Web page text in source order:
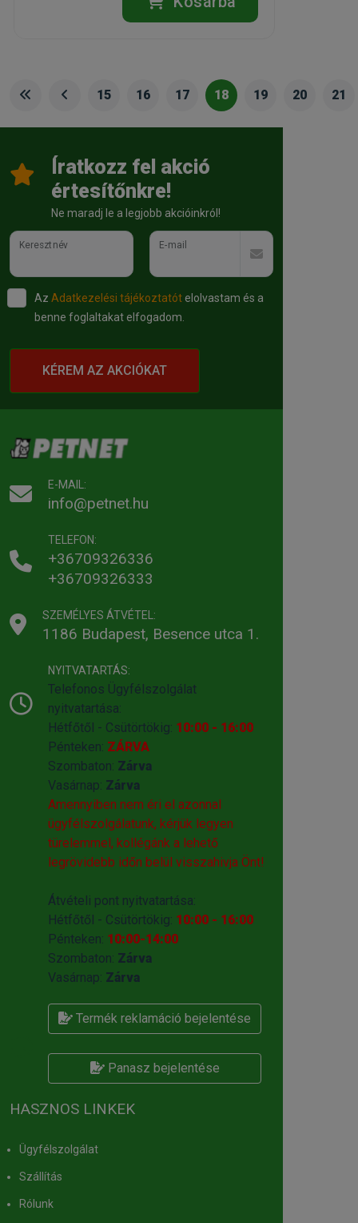
15 16 17 18 19 20 21
Íratkozz fel akció
értesítőnkre!
Ne maradj le a legjobb akcióinkról!
Keresztnév E-mail
Az Adatkezelési tájékoztatót elolvastam és a
benne foglaltakat elfogadom.
KÉREM AZ AKCIÓKAT
E-MAIL:
info@petnet.hu
TELEFON:
+36709326336
+36709326333
SZEMÉLYES ÁTVÉTEL:
1186 Budapest, Besence utca 1.
NYITVATARTÁS:
Telefonos Ügyfélszolgálat
nyitvatartása:
Hétfőtől - Csütörtökig: 10:00 - 16:00
Pénteken: ZÁRVA
Szombaton: Zárva
Vasárnap: Zárva
Amennyiben nem éri el azonnal
ügyfélszolgálatunk, kérjük legyen
türelemmel, kollégánk a lehető
legrövidebb időn belül visszahivja Önt!
Átvételi pont nyitvatartása:
Hétfőtől - Csütörtökig: 10:00 - 16:00
Pénteken: 10:00-14:00
Szombaton: Zárva
Vasárnap: Zárva
Termék reklamáció bejelentése
Panasz bejelentése
HASZNOS LINKEK
Ügyfélszolgálat
Szállítás
Rólunk